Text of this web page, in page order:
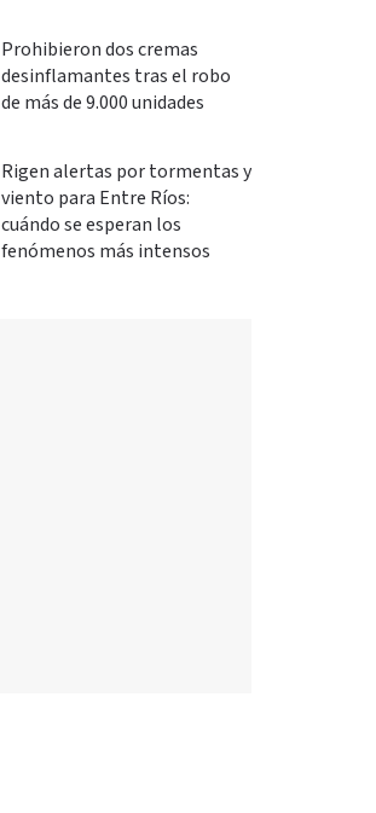
Prohibieron dos cremas
desinflamantes tras el robo
de más de 9.000 unidades
Rigen alertas por tormentas y
viento para Entre Ríos:
cuándo se esperan los
fenómenos más intensos